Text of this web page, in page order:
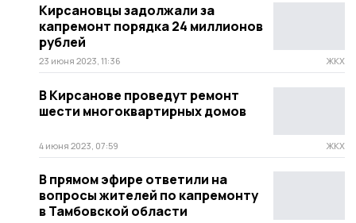
Кирсановцы задолжали за
капремонт порядка 24 миллионов
рублей
23 июня 2023, 11:36 ЖКХ
В Кирсанове проведут ремонт
шести многоквартирных домов
4 июня 2023, 07:59 ЖКХ
В прямом эфире ответили на
вопросы жителей по капремонту
в Тамбовской области